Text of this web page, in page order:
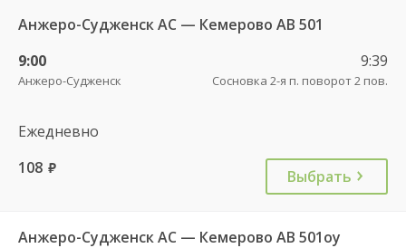
Анжеро-Судженск АС — Кемерово АВ 501
9:00
Анжеро-Судженск
9:39
Сосновка 2-я п. поворот 2 пов.
Ежедневно
108 руб. Выбрать
Анжеро-Судженск АС — Кемерово АВ 501оу